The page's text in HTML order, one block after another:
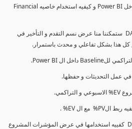
كيفيه انشاء (S-Curve) و اظهاره داخل Power BI و كيفيه استخدام خاصيه Financial
كما سنتناول معادلات متقدمه ال DAX ستمكننا منا عرض نسم التقدم و التأخير في
, كل هذا بشكل تفاعلي و محدث باستمرار.
5- شرح معادلات متقدمه من ال DAX كفييه استخدامها في عرض المؤشرات المشروع